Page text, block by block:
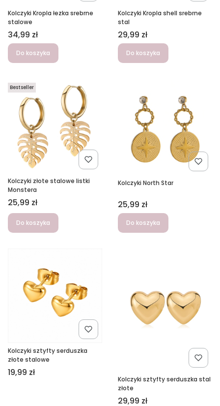
Kolczyki Kropla łezka srebrne
stalowe
Cena
34,99 zł
Do koszyka
Kolczyki Kropla shell srebrne
stal
Cena
29,99 zł
Do koszyka
Bestseller
Kolczyki złote stalowe listki
Monstera
Cena
25,99 zł
Do koszyka
Kolczyki North Star
Cena
25,99 zł
Do koszyka
Kolczyki sztyfty serduszka
złote stalowe
Cena
19,99 zł
Kolczyki sztyfty serduszka stal
złote
Cena
29,99 zł